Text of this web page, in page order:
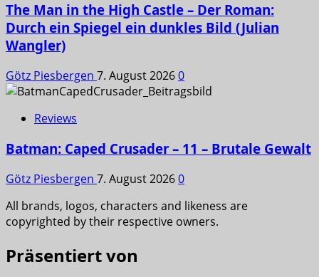
The Man in the High Castle – Der Roman:
Durch ein Spiegel ein dunkles Bild (Julian
Wangler)
Götz Piesbergen 7. August 20260
Reviews
Batman: Caped Crusader – 11 – Brutale Gewalt
Götz Piesbergen 7. August 20260
All brands, logos, characters and likeness are
copyrighted by their respective owners.
Präsentiert von